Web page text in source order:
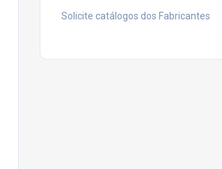
Solicite catálogos dos Fabricantes